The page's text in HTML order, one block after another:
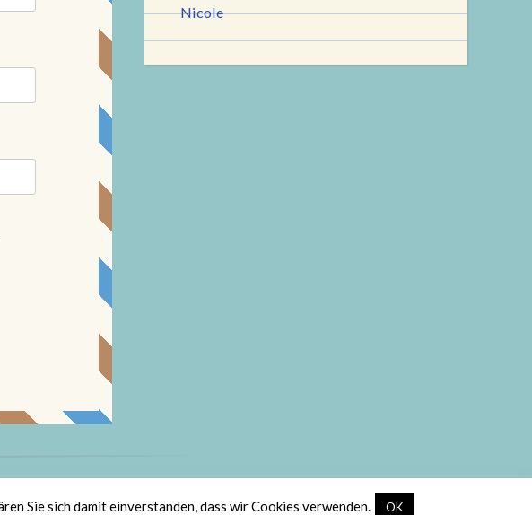
Nicole
Sie sich damit einverstanden, dass wir Cookies verwenden. OK